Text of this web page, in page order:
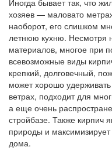
Иногда бывает так, что
хозяев — маловато
наоборот, его слишком
летнюю кухню. Несмотря
материалов, многое при
всевозможные виды
крепкий, долговечный,
может хорошо
ветрах, подходит для
а еще очень
стройбазе. Также кирпич
природы и
дома.